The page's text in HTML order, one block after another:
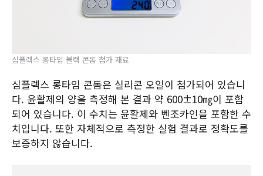
심플렉스 롱타임 블랙 콘돔 첨가 재료
심플렉스 롱타임 콘돔은 실리콘 오일이 첨가되어 있습니
다. 윤활제의 양을 측정해 본 결과 약 600±10㎎이 포함
되어 있습니다. 이 수치는 윤활제와 벤조카인을 포함한 수
치입니다. 또한 자체적으로 측정한 실험 결과로 정확도를
보증하지 않습니다.